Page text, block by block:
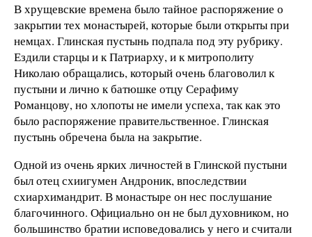
В хрущевские времена было тайное распоряжение о
закрытии тех монастырей, которые были открыты при
немцах. Глинская пустынь подпала под эту рубрику.
Ездили старцы и к Патриарху, и к митрополиту
Николаю обращались, который очень благоволил к
пустыни и лично к батюшке отцу Серафиму
Романцову, но хлопоты не имели успеха, так как это
было распоряжение правительственное. Глинская
пустынь обречена была на закрытие.
Одной из очень ярких личностей в Глинской пустыни
был отец схиигумен Андроник, впоследствии
схиархимандрит. В монастыре он нес послушание
благочинного. Официально он не был духовником, но
большинство братии исповедовались у него и считали